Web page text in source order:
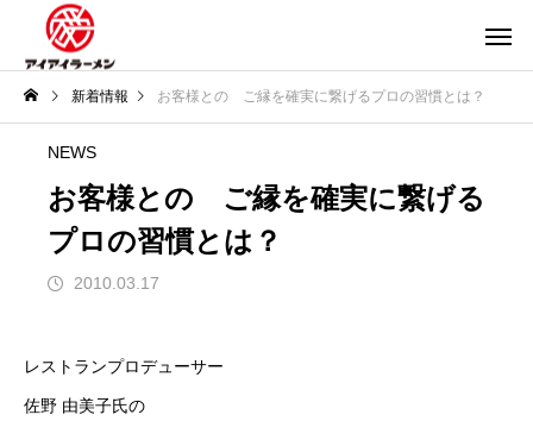
新着情報 お客様との ご縁を確実に繋げるプロの習慣とは？
NEWS
お客様との ご縁を確実に繋げる
プロの習慣とは？
2010.03.17
レストランプロデューサー
佐野 由美子氏の